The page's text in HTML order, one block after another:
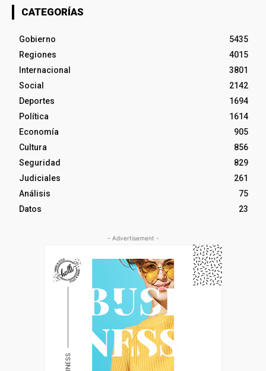
CATEGORÍAS
Gobierno
5435
Regiones
4015
Internacional
3801
Social
2142
Deportes
1694
Política
1614
Economía
905
Cultura
856
Seguridad
829
Judiciales
261
Análisis
75
Datos
23
- Advertisement -